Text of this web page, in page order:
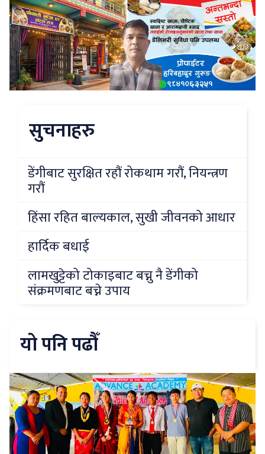
सुचनाहरु
डेंगीबाट सुरक्षित रहौं रोकथाम गरौं, नियन्त्रण
गरौं
हिंसा रहित बाल्यकाल, सुखी जीवनको आधार
हार्दिक बधाई
लामखुट्टेको टोकाइबाट बच्नु नै डेंगीको
संक्रमणबाट बच्ने उपाय
यो पनि पढौँ